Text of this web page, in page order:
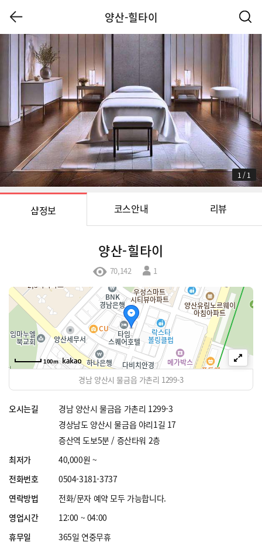
양산-힐타이
1 /1
샵정보 코스안내 리뷰
양산-힐타이
70,142 1
100m
경남 양산시 물금읍 가촌리 1299-3
오시는길
경남 양산시 물금읍 가촌리 1299-3
경상남도 양산시 물금읍 야리1길 17
증산역 도보5분 / 증산타워 2층
최저가
40,000원 ~
전화번호
0504-3181-3737
연락방법
전화/문자 예약 모두 가능합니다.
영업시간
12:00 ~ 04:00
휴무일
365일 연중무휴